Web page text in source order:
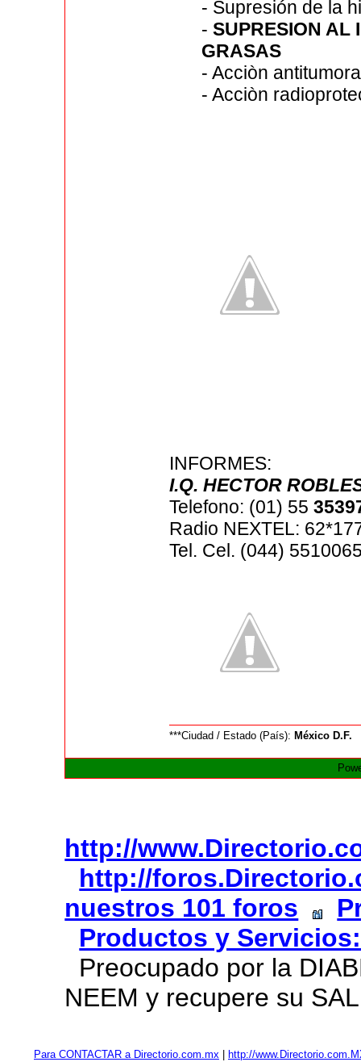
- Supresión de la
-SUPRESION AL
GRASAS
- Acciòn
- Acciòn
INFORMES:
I.Q. HECTOR
Telefono: (01) 55
Radio NEXTEL:
Tel. Cel. (044)
***Ciudad / Estado (País): México D.F.
http://
http://
nuestros 101 foros
Productos y
Preocupado por la
NEEM y recupere su
Para CONTACTAR a Directorio.com.mx http://